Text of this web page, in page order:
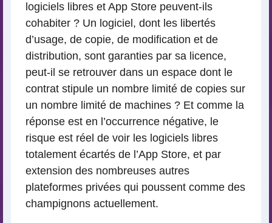
logiciels libres et App Store peuvent-ils
cohabiter ? Un logiciel, dont les libertés
d’usage, de copie, de modification et de
distribution, sont garanties par sa licence,
peut-il se retrouver dans un espace dont le
contrat stipule un nombre limité de copies sur
un nombre limité de machines ? Et comme la
réponse est en l’occurrence négative, le
risque est réel de voir les logiciels libres
totalement écartés de l’App Store, et par
extension des nombreuses autres
plateformes privées qui poussent comme des
champignons actuellement.